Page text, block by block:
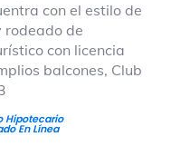
con el estilo de
rodeado de
con licencia
balcones, Club
Hipotecario
En Línea